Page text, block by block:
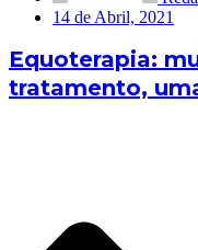
14 de Abril, 2021
Equoterapia:
tratamento,